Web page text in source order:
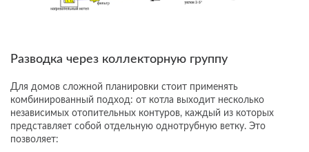
Разводка через коллекторную группу
Для домов сложной планировки стоит применять
комбинированный подход: от котла выходит несколько
независимых отопительных контуров, каждый из которых
представляет собой отдельную однотрубную ветку. Это
позволяет: